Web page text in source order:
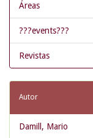
Áreas
???events???
Revistas
Autor
Damill, Mario